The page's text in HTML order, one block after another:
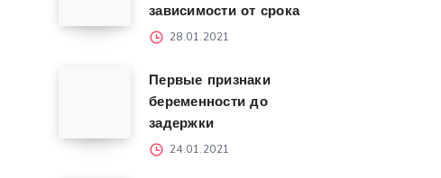
зависимости от срока
28.01.2021
Первые признаки
беременности до
задержки
24.01.2021